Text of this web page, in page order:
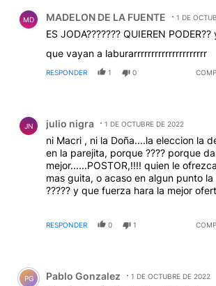
MD MADELON DE LA FUENTE 1 DE
ES JODA??????? QUIEREN
que vayan a laburarrrrrrrrrrrrrrrrrrrrr
RESPONDER 1 0
JN julio nigra 1 DE OCTUBRE DE 2022
ni Macri , ni la Doña....la eleccion la
en la parejita, porque ???? porque
mejor......POSTOR,!!!! quien le
mas guita, o acaso en algun punto
????? y que fuerza hara la mejor
plata ???? adivinen ......JxC y FdT
final, 3r FUERZA CON 20/30 % DEL
,ASI LOCO COMO ESTA SERA
RESPONDER 0 1
Comentario de Pablo Gonzalez.
PG Pablo Gonzalez 1 DE OCTUBRE DE 2022